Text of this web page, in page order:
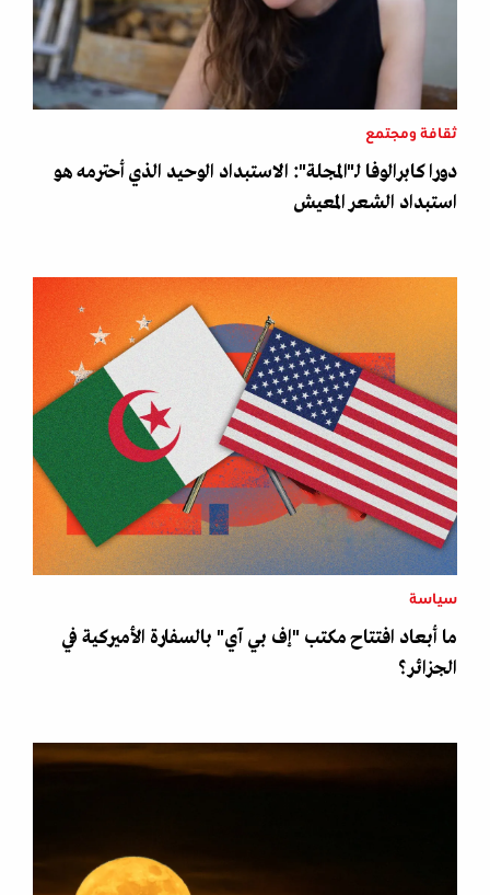
ثقافة ومجتمع
دورا كابرالوفا لـ"المجلة": الاستبداد الوحيد الذي أحترمه هو
استبداد الشعر المعيش
سياسة
ما أبعاد افتتاح مكتب "إف بي آي" بالسفارة الأميركية في
الجزائر؟